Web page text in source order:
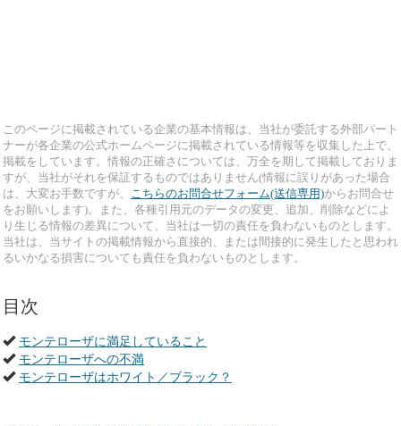
このページに掲載されている企業の基本情報は、当社が委託する外部パート
ナーが各企業の公式ホームページに掲載されている情報等を収集した上で、
掲載をしています。情報の正確さについては、万全を期して掲載しておりま
すが、当社がそれを保証するものではありません(情報に誤りがあった場合
は、大変お手数ですが、 こちらのお問合せフォーム(送信専用)からお問合せ
をお願いします)。また、各種引用元のデータの変更、追加、削除などによ
り生じる情報の差異について、当社は一切の責任を負わないものとします。
当社は、当サイトの掲載情報から直接的、または間接的に発生したと思われ
るいかなる損害についても責任を負わないものとします。
目次
モンテローザに満足していること
モンテローザへの不満
モンテローザはホワイト／ブラック？